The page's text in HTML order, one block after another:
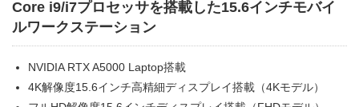
Core i9/i7プロセッサを搭載した15.6インチモバイ
ルワークステーション
NVIDIA RTX A5000 Laptop搭載
4K解像度15.6インチ高精細ディスプレイ搭載（4Kモデル）